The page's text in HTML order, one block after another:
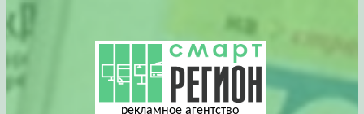
рекламное агентство